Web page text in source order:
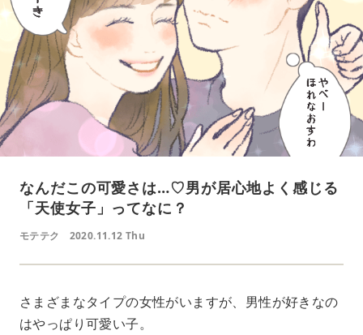
なんだこの可愛さは…♡男が居心地よく感じる
「天使女子」ってなに？
モテテク 2020.11.12 Thu
さまざまなタイプの女性がいますが、男性が好きなの
はやっぱり可愛い子。